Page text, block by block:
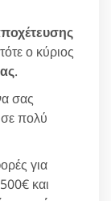
ο κύριος
.
σας
πολύ
για
και